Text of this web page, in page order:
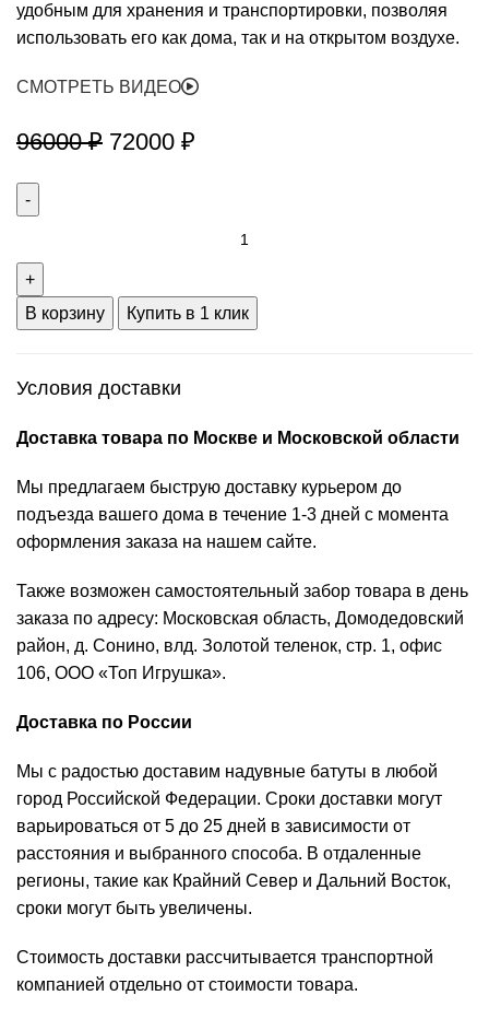
удобным для хранения и транспортировки, позволяя
использовать его как дома, так и на открытом воздухе.
СМОТРЕТЬ ВИДЕО
96000₽ Первоначальная
72000 ₽
Надувной
батут
В корзину Купить в 1 клик
Условия доставки
Доставка товара по Москве и Московской области
Мы предлагаем быструю доставку курьером до
подъезда вашего дома в течение 1-3 дней с момента
оформления заказа на нашем сайте.
Также возможен самостоятельный забор товара в день
заказа по адресу: Московская область, Домодедовский
район, д. Сонино, влд. Золотой теленок, стр. 1, офис
106, ООО «Топ Игрушка».
Доставка по России
Мы с радостью доставим надувные батуты в любой
город Российской Федерации. Сроки доставки могут
варьироваться от 5 до 25 дней в зависимости от
расстояния и выбранного способа. В отдаленные
регионы, такие как Крайний Север и Дальний Восток,
сроки могут быть увеличены.
Стоимость доставки рассчитывается транспортной
компанией отдельно от стоимости товара.